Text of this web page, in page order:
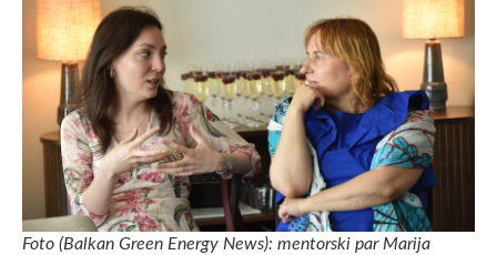
Foto (Balkan Green Energy News): mentorski par Marija